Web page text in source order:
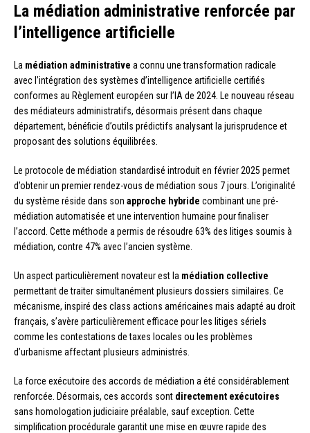
La médiation administrative renforcée par
l’intelligence artificielle
La médiation administrative a connu une transformation radicale
avec l’intégration des systèmes d’intelligence artificielle certifiés
conformes au Règlement européen sur l’IA de 2024. Le nouveau réseau
des médiateurs administratifs, désormais présent dans chaque
département, bénéficie d’outils prédictifs analysant la jurisprudence et
proposant des solutions équilibrées.
Le protocole de médiation standardisé introduit en février 2025 permet
d’obtenir un premier rendez-vous de médiation sous 7 jours. L’originalité
du système réside dans son approche hybride combinant une pré-
médiation automatisée et une intervention humaine pour finaliser
l’accord. Cette méthode a permis de résoudre 63% des litiges soumis à
médiation, contre 47% avec l’ancien système.
Un aspect particulièrement novateur est la médiation collective
permettant de traiter simultanément plusieurs dossiers similaires. Ce
mécanisme, inspiré des class actions américaines mais adapté au droit
français, s’avère particulièrement efficace pour les litiges sériels
comme les contestations de taxes locales ou les problèmes
d’urbanisme affectant plusieurs administrés.
La force exécutoire des accords de médiation a été considérablement
renforcée. Désormais, ces accords sont directement exécutoires
sans homologation judiciaire préalable, sauf exception. Cette
simplification procédurale garantit une mise en œuvre rapide des